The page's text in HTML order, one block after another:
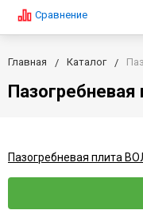
Сравнение
Главная Каталог
Пазогребневая
Пазогребневая плита